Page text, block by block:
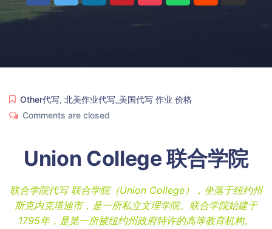
Other代写, 北美作业代写_美国代写 作业 价格
Comments are closed
Union College 联合学院
联合学院代写 联合学院（Union College），坐落于纽约州
斯克内克塔迪市，是一所私立文理学院。联合学院始建于
1795年，是第一所被纽约州政府特许的高等教育机构。